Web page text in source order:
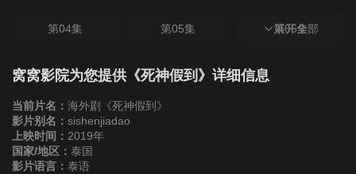
第04集 第05集 第06集
第07集 第08集
第10集
第13集
展开全部
窝窝影院为您提供《死神假到》详细信息
当前片名： 海外剧《死神假到》
影片别名： sishenjiadao
上映时间： 2019年
国家/地区： 泰国
影片语言： 泰语